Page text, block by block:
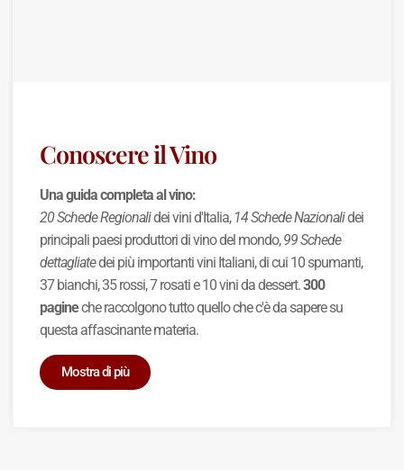
Conoscere il Vino
Una guida completa al vino:
20 Schede Regionalidei vini d'Italia, 14 Schede Nazionalidei
principali paesi produttori di vino del mondo,99 Schede
dettagliatedei più importanti vini Italiani, di cui 10 spumanti,
37 bianchi, 35 rossi, 7 rosati e 10 vini da dessert.300
pagineche raccolgono tutto quello che c'è da sapere su
questa affascinante materia.
Mostra di più